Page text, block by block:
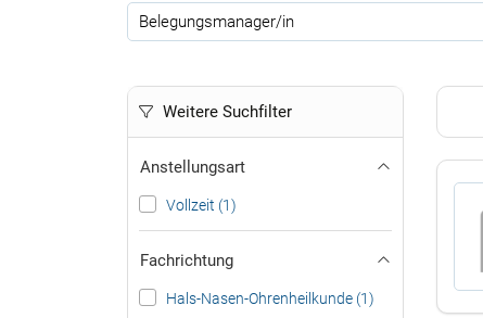
Weitere Suchfilter
Anstellungsart
Vollzeit (1)
Fachrichtung
Hals-Nasen-Ohrenheilkunde (1)